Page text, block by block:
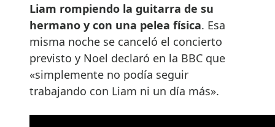
Liam rompiendo la guitarra de su
hermano y con una pelea física. Esa
misma noche se canceló el concierto
previsto y Noel declaró en la BBC que
«simplemente no podía seguir
trabajando con Liam ni un día más».